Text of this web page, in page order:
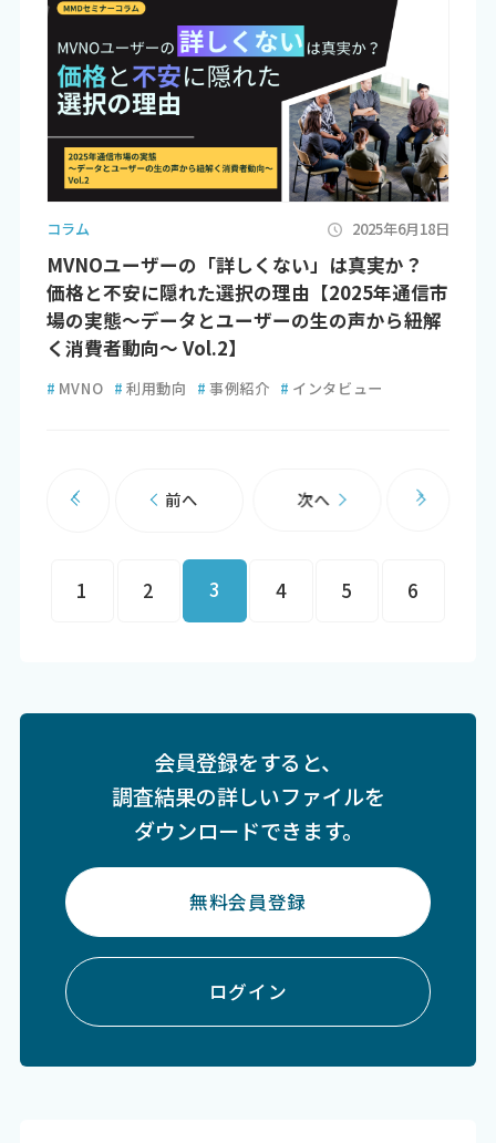
コラム 2025年6月18日
MVNOユーザーの「詳しくない」は真実か？
価格と不安に隠れた選択の理由【2025年通信市
場の実態～データとユーザーの生の声から紐解
く消費者動向～ Vol.2】
# MVNO # 利用動向 # 事例紹介 # インタビュー
前へ
1 2 3 4 5 6
次へ
会員登録をすると、
調査結果の詳しいファイルを
ダウンロードできます。
無料会員登録
ログイン